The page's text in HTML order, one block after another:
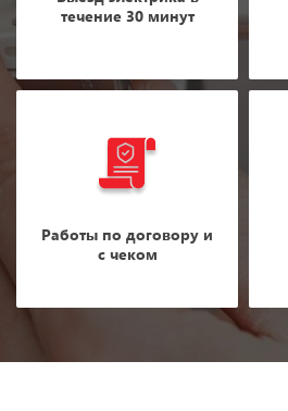
течение 30 минут
Работы по договору и
с чеком